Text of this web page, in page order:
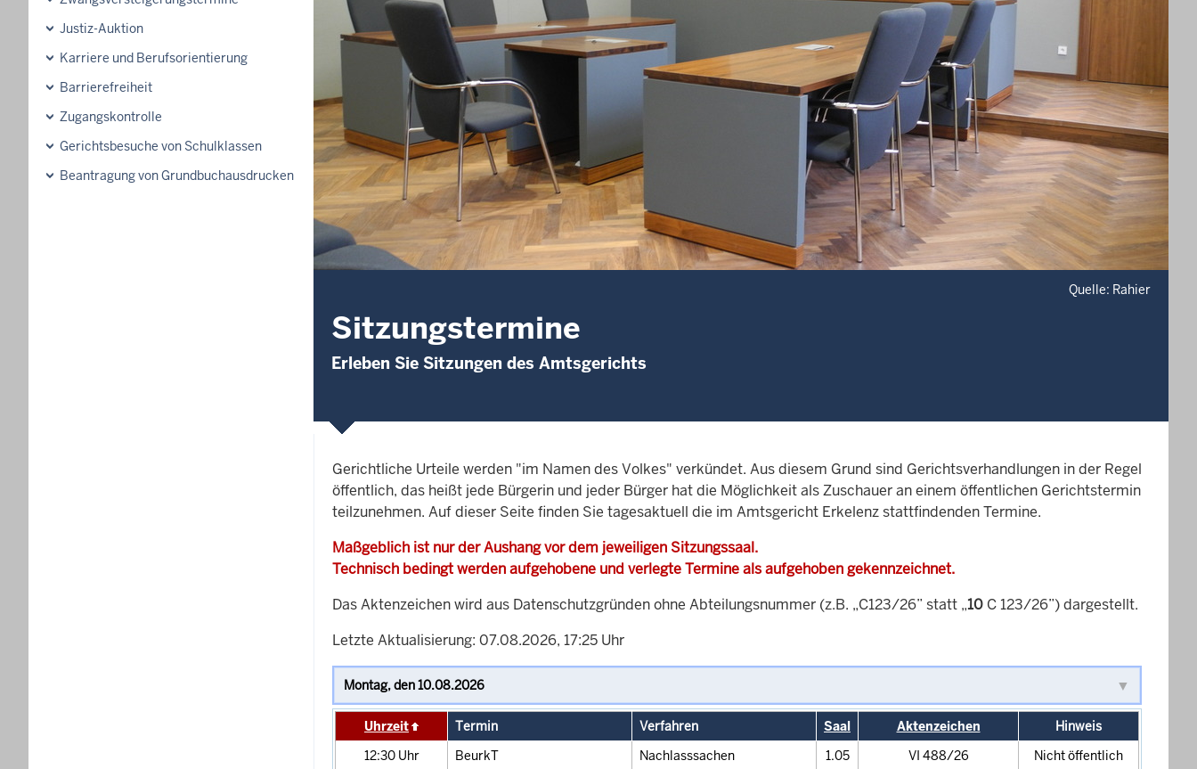
Justiz-Auktion
Karriere und Berufsorientierung
Barrierefreiheit
Zugangskontrolle
Gerichtsbesuche von Schulklassen
Beantragung von Grundbuchausdrucken
Quelle: Rahier
Sitzungstermine
Erleben Sie Sitzungen des Amtsgerichts
Gerichtliche Urteile werden "im Namen des Volkes" verkündet. Aus diesem Grund sind Gerichtsverhandlungen in der Regel
öffentlich, das heißt jede Bürgerin und jeder Bürger hat die Möglichkeit als Zuschauer an einem öffentlichen Gerichtstermin
teilzunehmen. Auf dieser Seite finden Sie tagesaktuell die im Amtsgericht Erkelenz stattfindenden Termine.
Maßgeblich ist nur der Aushang vor dem jeweiligen Sitzungssaal.
Technisch bedingt werden aufgehobene und verlegte Termine als aufgehoben gekennzeichnet.
Das Aktenzeichen wird aus Datenschutzgründen ohne Abteilungsnummer (z.B. „C123/26” statt „10 C 123/26”) dargestellt.
Letzte Aktualisierung: 07.08.2026, 17:25 Uhr
Uhrzeit Termin Verfahren Saal Aktenzeichen
Hinweis
12:30 Uhr BeurkT Nachlasssachen 1.05 VI 488/26
Nicht öffentlich